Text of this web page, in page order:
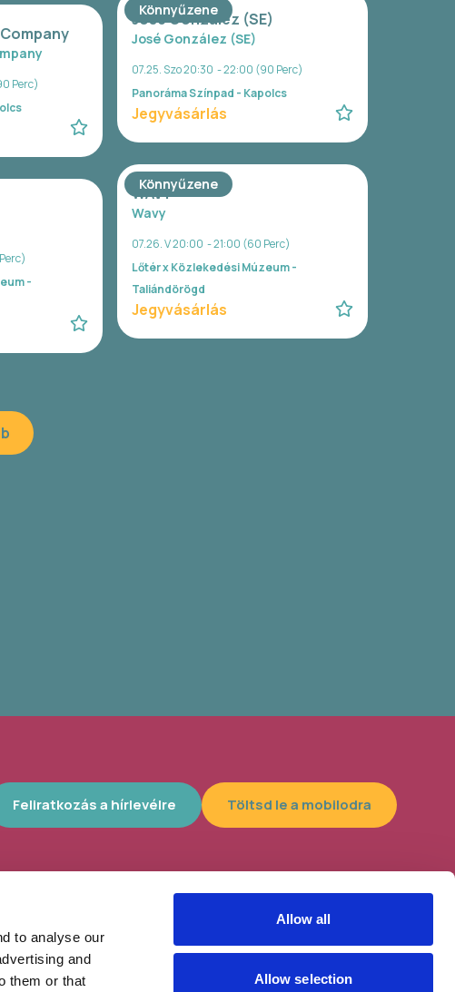
to analyse our
and
them or that
Allow all
Allow selection
Könnyűzene
José González (SE)
José González (SE)
07.25. Szo 20:30 - 22:00 (90 Perc)
Panoráma Színpad - Kapolcs
Jegyvásárlás
Perc)
Könnyűzene
WAVY
Wavy
07.26. V 20:00 - 21:00 (60 Perc)
Lőtér x Közlekedési Múzeum -
Taliándörögd
Jegyvásárlás
-
Feliratkozás a hírlevélre Töltsd le a mobilodra
40 helyszín, 4300
festett az idei
Helybe visszük az ügyintézést!